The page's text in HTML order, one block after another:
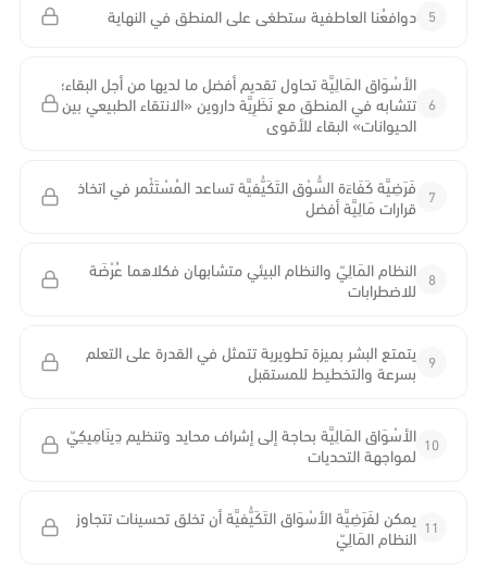
5 دوافعُنا العاطفية ستطغى على المنطق في النهاية
6
الأسْوَاق المَالِيَّة تحاول تقديم أفضل ما لديها من أجل البقاء؛
تتشابه في المنطق مع نَظَرِيَّة داروين «الانتقاء الطبيعي بين
الحيوانات» البقاء للأقوى
7
فَرَضِيَّة كَفَاءَة السُّوْق التَكَيُّفيَّة تساعد المُسْتَثْمر في اتخاذ
قرارات مَالِيَّة أفضل
8 النظام المَالِيّ والنظام البيئي متشابهان فكلاهما عُرْضَة
للاضطرابات
9
يتمتع البشر بميزة تطويرية تتمثل في القدرة على التعلم
بسرعة والتخطيط للمستقبل
10 الأسْوَاق المَالِيَّة بحاجة إلى إشراف محايد وتنظيم دِينَامِيكِيّ
لمواجهة التحديات
11 يمكن لفَرَضِيَّة الأسْوَاق التَكَيُّفيَّة أن تخلق تحسينات تتجاوز
النظام المَالِيّ